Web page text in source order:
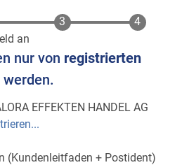
an
nur von registrierten
EFFEKTEN HANDEL AG
(Kundenleitfaden + Postident)